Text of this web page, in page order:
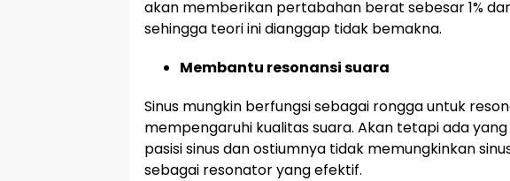
akan memberikan pertabahan berat sebesar 1%
sehingga teori ini dianggap tidak bemakna.
Membantu resonansi suara
Sinus mungkin berfungsi sebagai rongga untuk
mempengaruhi kualitas suara. Akan tetapi ada
pasisi sinus dan ostiumnya tidak memungkinkan
sebagai resonator yang efektif.